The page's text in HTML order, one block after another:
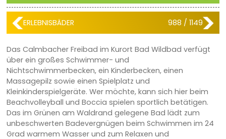
ERLEBNISBÄDER 988 / 1149
Das Calmbacher Freibad im Kurort Bad Wildbad verfügt
über ein großes Schwimmer- und
Nichtschwimmerbecken, ein Kinderbecken, einen
Massagepilz sowie einen Spielplatz und
Kleinkinderspielgeräte. Wer möchte, kann sich hier beim
Beachvolleyball und Boccia spielen sportlich betätigen.
Das im Grünen am Waldrand gelegene Bad lädt zum
unbeschwerten Badevergnügen beim Schwimmen im 24
Grad warmem Wasser und zum Relaxen und